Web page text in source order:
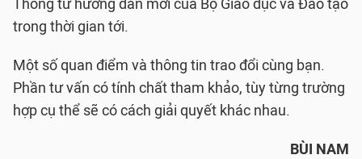
Thông tư hướng dẫn mới của Bộ Giáo dục và Đào tạo
trong thời gian tới.
Một số quan điểm và thông tin trao đổi cùng bạn.
Phần tư vấn có tính chất tham khảo, tùy từng trường
hợp cụ thể sẽ có cách giải quyết khác nhau.
BÙI NAM